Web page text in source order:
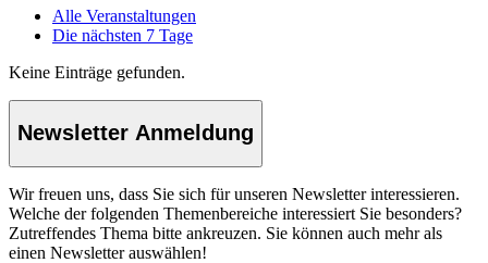
Alle Veranstaltungen
Die nächsten 7 Tage
Keine Einträge gefunden.
Newsletter Anmeldung
Wir freuen uns, dass Sie sich für unseren Newsletter interessieren.
Welche der folgenden Themenbereiche interessiert Sie besonders?
Zutreffendes Thema bitte ankreuzen. Sie können auch mehr als
einen Newsletter auswählen!